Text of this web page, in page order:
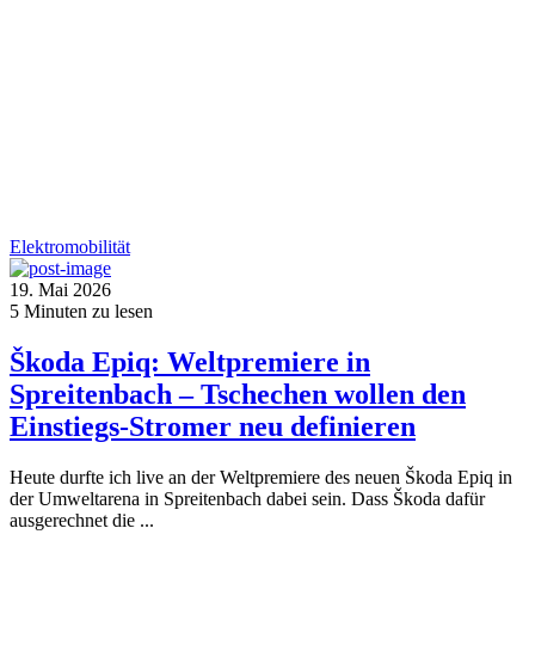
Elektromobilität
19. Mai 2026
5 Minuten zu lesen
Škoda Epiq: Weltpremiere in
Spreitenbach – Tschechen wollen den
Einstiegs-Stromer neu definieren
Heute durfte ich live an der Weltpremiere des neuen Škoda Epiq in
der Umweltarena in Spreitenbach dabei sein. Dass Škoda dafür
ausgerechnet die ...